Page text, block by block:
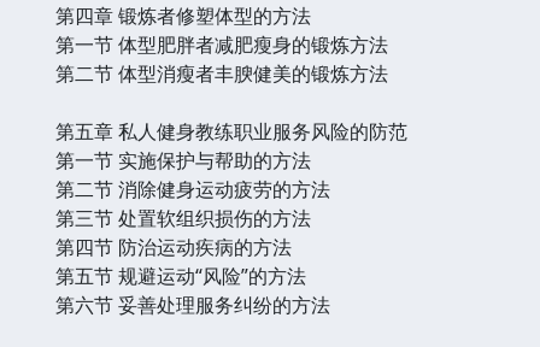
第四章 锻炼者修塑体型的方法
第一节 体型肥胖者减肥瘦身的锻炼方法
第二节 体型消瘦者丰腴健美的锻炼方法
第五章 私人健身教练职业服务风险的防范
第一节 实施保护与帮助的方法
第二节 消除健身运动疲劳的方法
第三节 处置软组织损伤的方法
第四节 防治运动疾病的方法
第五节 规避运动“风险”的方法
第六节 妥善处理服务纠纷的方法